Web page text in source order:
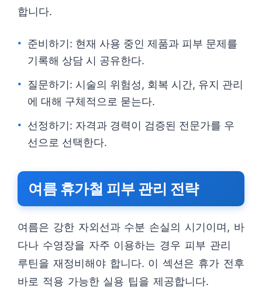
합니다.
준비하기: 현재 사용 중인 제품과 피부 문제를
기록해 상담 시 공유한다.
질문하기: 시술의 위험성, 회복 시간, 유지 관리
에 대해 구체적으로 묻는다.
선정하기: 자격과 경력이 검증된 전문가를 우
선으로 선택한다.
여름 휴가철 피부 관리 전략
여름은 강한 자외선과 수분 손실의 시기이며, 바
다나 수영장을 자주 이용하는 경우 피부 관리
루틴을 재정비해야 합니다. 이 섹션은 휴가 전후
바로 적용 가능한 실용 팁을 제공합니다.